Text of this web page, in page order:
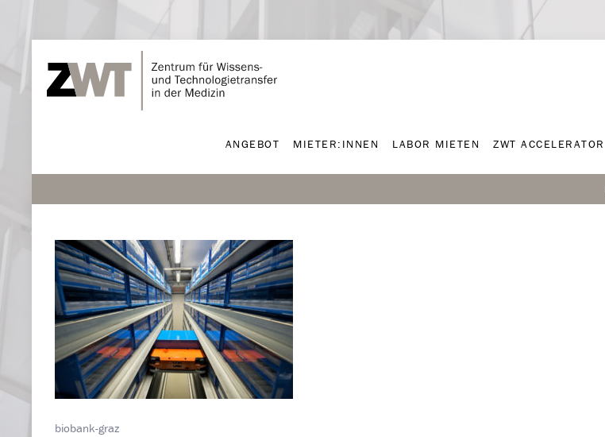
ANGEBOT
ANGEBOT MIETER:INNEN LABOR MIETEN ZWT ACCELERATOR
biobank-graz